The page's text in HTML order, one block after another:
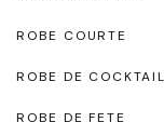
ROBE COURTE
ROBE DE COCKTAIL
ROBE DE FETE